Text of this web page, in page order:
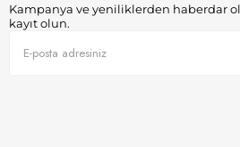
Kampanya ve yeniliklerden haberdar
kayıt olun.